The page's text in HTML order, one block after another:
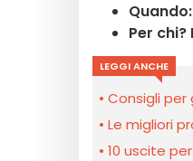
Quando:
Per chi?
LEGGI ANCHE
Consigli per
Le migliori
10 uscite